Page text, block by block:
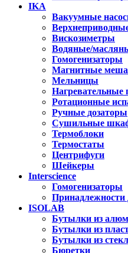
IKA
Вакуумные
Вискозиметры
Водяные/
Гомогенизаторы
Магнитные
Мельницы
Нагревательные
Ротационные
Ручные дозаторы
Сушильные
Термоблоки
Термостаты
Центрифуги
Шейкеры
Interscience
Гомогенизаторы
Принадлежности
ISOLAB
Бутылки из
Бутылки из
Бутылки из
Бюретки